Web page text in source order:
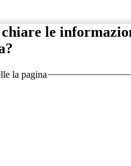
chiare le
la pagina